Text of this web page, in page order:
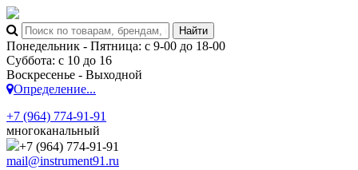
Понедельник - Пятница: с 9-00 до 18-00
Суббота: с 10 до 16
Воскресенье - Выходной
Определение...
+7 (964) 774-91-91
многоканальный
+7 (964) 774-91-91
mail@instrument91.ru